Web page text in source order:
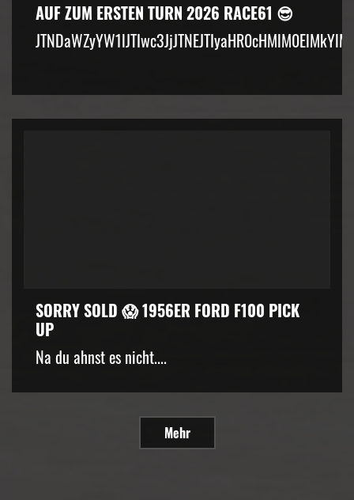
AUF ZUM ERSTEN TURN 2026 RACE61 😎
SORRY SOLD 😱 1956ER FORD F100 PICK
UP
Na du ahnst es nicht....
Mehr